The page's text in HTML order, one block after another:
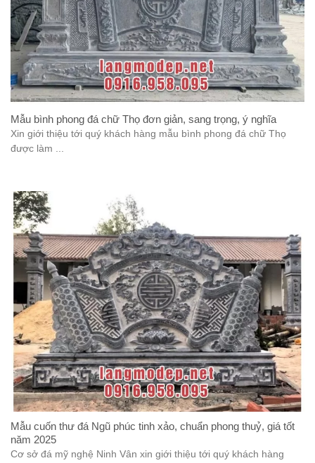
Mẫu bình phong đá chữ Thọ đơn giản, sang trọng, ý nghĩa
Xin giới thiệu tới quý khách hàng mẫu bình phong đá chữ Thọ
được làm ...
Mẫu cuốn thư đá Ngũ phúc tinh xảo, chuẩn phong thuỷ, giá tốt
năm 2025
Cơ sở đá mỹ nghệ Ninh Vân xin giới thiệu tới quý khách hàng